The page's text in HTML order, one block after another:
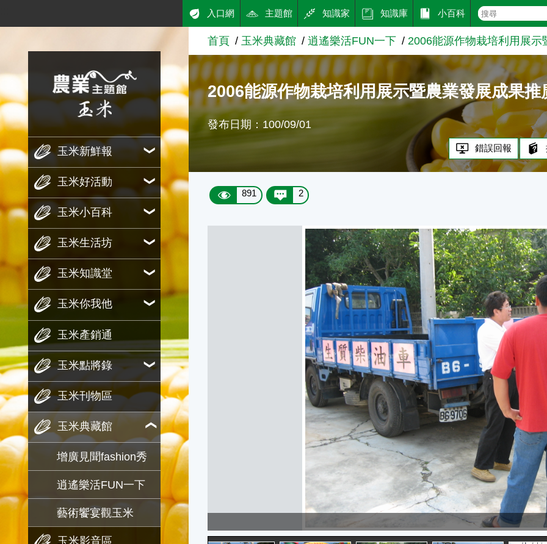
農業知識入口網
玉米新鮮報
玉米好活動
玉米小百科
玉米生活坊
玉米知識堂
玉米你我他
玉米產銷通
玉米點將錄
玉米刊物區
玉米典藏館
增廣見聞fashion秀
逍遙樂活FUN一下
藝術饗宴觀玉米
玉米影音區
入口網 主題館 知識家 知識庫 小百科
首頁 玉米典藏館 逍遙樂活FUN一下 2006能源作物栽培利用展示
2006能源作物栽培利用展示暨農業發展成果推
發布日期：100/09/01
錯誤回報
891 2